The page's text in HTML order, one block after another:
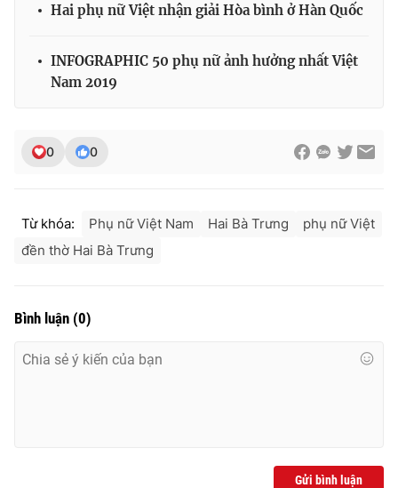
Hai phụ nữ Việt nhận giải Hòa bình ở Hàn Quốc
INFOGRAPHIC 50 phụ nữ ảnh hưởng nhất Việt
Nam 2019
0 0
Từ khóa: Phụ nữ Việt Nam Hai Bà Trưng
phụ nữ Việt
đền thờ Hai Bà Trưng
Bình luận (0)
Gửi bình luận